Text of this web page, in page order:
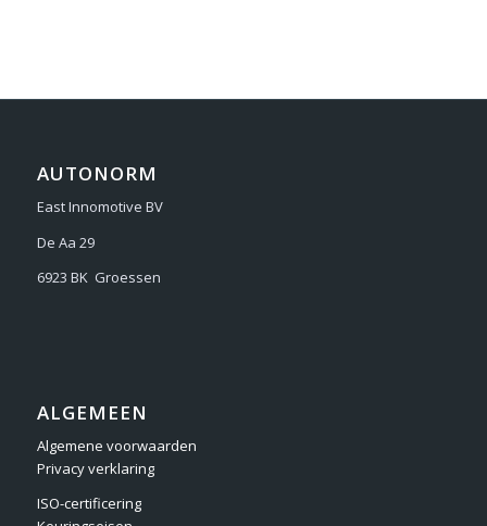
AUTONORM
East Innomotive BV
De Aa 29
6923 BK Groessen
ALGEMEEN
Algemene voorwaarden
Privacy verklaring
ISO-certificering